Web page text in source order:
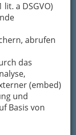
a DSGVO)
abrufen
das
(embed)
und
Basis von